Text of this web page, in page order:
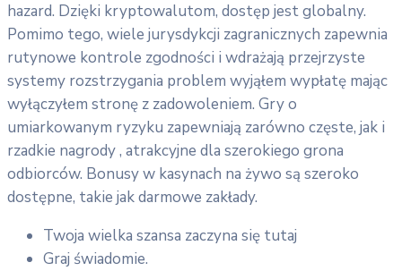
hazard. Dzięki kryptowalutom, dostęp jest globalny.
Pomimo tego, wiele jurysdykcji zagranicznych zapewnia
rutynowe kontrole zgodności i wdrażają przejrzyste
systemy rozstrzygania problem wyjąłem wypłatę mając
wyłączyłem stronę z zadowoleniem. Gry o
umiarkowanym ryzyku zapewniają zarówno częste, jak i
rzadkie nagrody , atrakcyjne dla szerokiego grona
odbiorców. Bonusy w kasynach na żywo są szeroko
dostępne, takie jak darmowe zakłady.
Twoja wielka szansa zaczyna się tutaj
Graj świadomie.